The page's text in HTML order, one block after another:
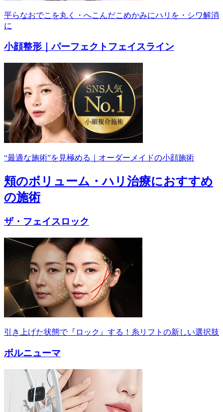
平らなおでこを丸く・へこんだこめかみにハリを・シワ解消
に
小顔整形｜パーフェクトフェイスライン
“最適な施術”を見極める｜オーダーメイドの小顔施術
頬のボリューム・ハリ治療におすすめ
の施術
ザ・フェイスロック
引き上げた状態で『ロック』する！糸リフトの新しい選択肢
ボルニューマ